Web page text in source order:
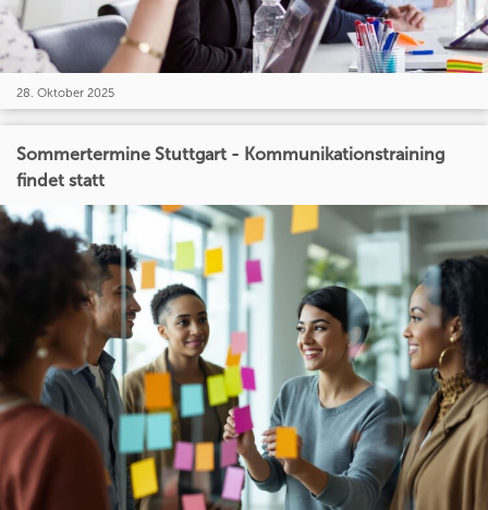
28. Oktober 2025
Sommertermine Stuttgart - Kommunikationstraining
findet statt